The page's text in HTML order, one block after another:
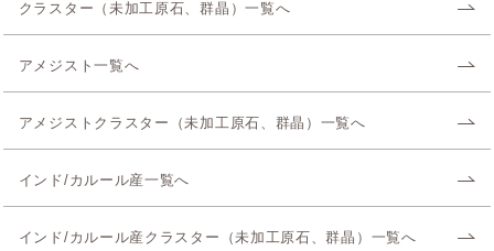
クラスター（未加工原石、群晶）一覧へ
アメジスト一覧へ
アメジストクラスター（未加工原石、群晶）一覧へ
インド/カルール産一覧へ
インド/カルール産クラスター（未加工原石、群晶）一覧へ